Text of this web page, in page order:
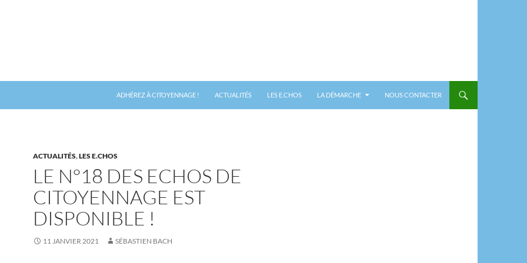
ADHÉREZ À CITOYENNAGE ! ACTUALITÉS LES E.CHOS LA DÉMARCHE NOUS CONTACTER
ACTUALITÉS,LES E.CHOS
LE N°18 DES ECHOS DE
CITOYENNAGE EST
DISPONIBLE !
11 JANVIER 2021 SÉBASTIEN BACH